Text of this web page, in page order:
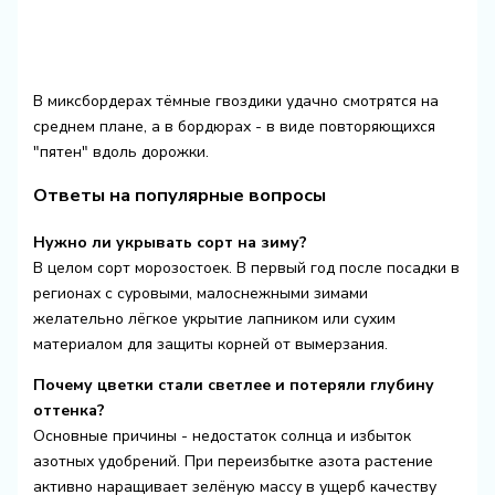
В миксбордерах тёмные гвоздики удачно смотрятся на
среднем плане, а в бордюрах - в виде повторяющихся
"пятен" вдоль дорожки.
Ответы на популярные вопросы
Нужно ли укрывать сорт на зиму?
В целом сорт морозостоек. В первый год после посадки в
регионах с суровыми, малоснежными зимами
желательно лёгкое укрытие лапником или сухим
материалом для защиты корней от вымерзания.
Почему цветки стали светлее и потеряли глубину
оттенка?
Основные причины - недостаток солнца и избыток
азотных удобрений. При переизбытке азота растение
активно наращивает зелёную массу в ущерб качеству